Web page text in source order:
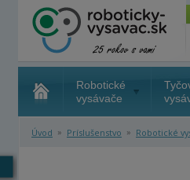
Robotické
vysávače
Úvod » Príslušenstvo » Robotické